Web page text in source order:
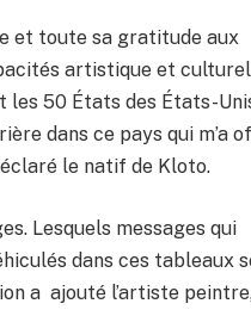
et toute sa gratitude aux
artistique et
les 50 États des États-
dans ce pays qui m’a
le natif de Kloto.
Lesquels messages qui
dans ces tableaux
a ajouté l’artiste